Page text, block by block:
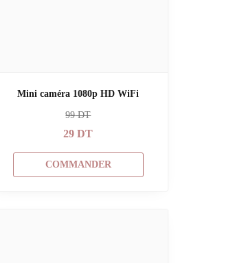
Mini caméra 1080p HD WiFi
99DT
29 DT
COMMANDER